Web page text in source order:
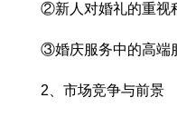
②新人对婚礼的重视
③婚庆服务中的高端
2、市场竞争与前景